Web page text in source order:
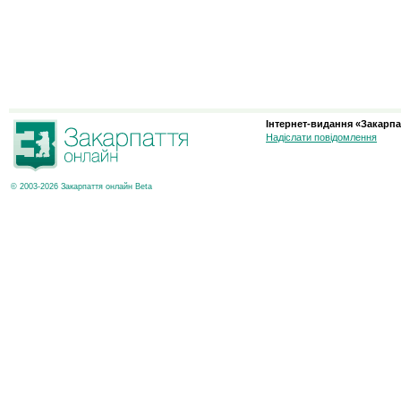
© 2003-2026 Закарпаття онлайн Beta
Інтернет-видання
Надіслати повідомлення